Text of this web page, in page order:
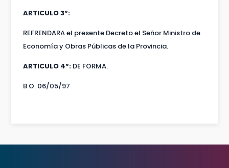
ARTICULO 3º:
REFRENDARA el presente Decreto el Señor Ministro de
Economía y Obras Públicas de la Provincia.
ARTICULO 4º: DE FORMA.
B.O. 06/05/97